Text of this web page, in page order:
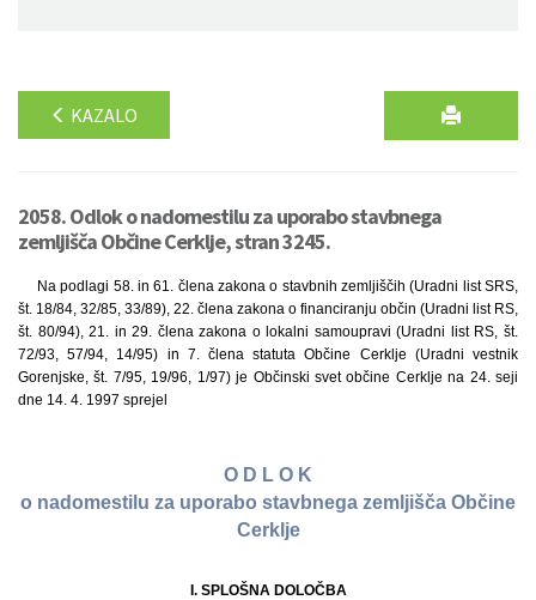
KAZALO
2058. Odlok o nadomestilu za uporabo stavbnega
zemljišča Občine Cerklje, stran 3245.
Na podlagi 58. in 61. člena zakona o stavbnih zemljiščih (Uradni list SRS,
št. 18/84, 32/85, 33/89), 22. člena zakona o financiranju občin (Uradni list RS,
št. 80/94), 21. in 29. člena zakona o lokalni samoupravi (Uradni list RS, št.
72/93, 57/94, 14/95) in 7. člena statuta Občine Cerklje (Uradni vestnik
Gorenjske, št. 7/95, 19/96, 1/97) je Občinski svet občine Cerklje na 24. seji
dne 14. 4. 1997 sprejel
O D L O K
o nadomestilu za uporabo stavbnega zemljišča Občine
Cerklje
I. SPLOŠNA DOLOČBA